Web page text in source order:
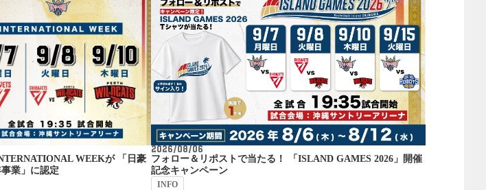
WEEKが 「日豪
業」に認定
2026/08/06
フォロー＆リポストで当たる！ 「ISLAND GAMES 2026」開催
記念キャンペーン
INFO